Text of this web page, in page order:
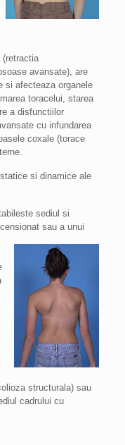
avansate), are
si afecteaza organele
toracelui, starea
a disfunctiilor
cu infundarea
coxale (torace
si dinamice ale
sediul si
sau aunui
structurala) sau
cadrului cu